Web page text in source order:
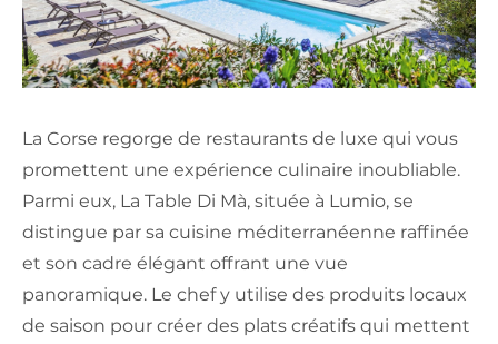
La Corse regorge de restaurants de luxe qui vous
promettent une expérience culinaire inoubliable.
Parmi eux, La Table Di Mà, située à Lumio, se
distingue par sa cuisine méditerranéenne raffinée
et son cadre élégant offrant une vue
panoramique. Le chef y utilise des produits locaux
de saison pour créer des plats créatifs qui mettent